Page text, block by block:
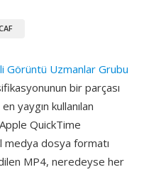
Görüntü Uzmanlar Grubu
bir parçası
yaygın kullanılan
QuickTime
medya dosya formatı
MP4, neredeyse her